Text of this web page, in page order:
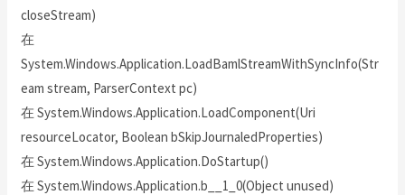
closeStream)
在
System.Windows.Application.LoadBamlStreamWithSyncInfo(Str
eam stream, ParserContext pc)
在 System.Windows.Application.LoadComponent(Uri
resourceLocator, Boolean bSkipJournaledProperties)
在 System.Windows.Application.DoStartup()
在 System.Windows.Application.b__1_0(Object unused)